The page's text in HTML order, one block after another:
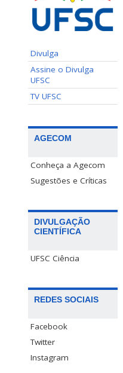
Divulga
Assine o Divulga
UFSC
TV UFSC
AGECOM
Conheça a Agecom
Sugestões e Críticas
DIVULGAÇÃO
CIENTÍFICA
UFSC Ciência
REDES SOCIAIS
Facebook
Twitter
Instagram